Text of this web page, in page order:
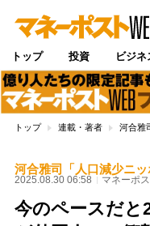
トップ 投資 ビジネ
トップ 連載・著者 河合雅
河合雅司「人口減少ニッ
2025.08.30 06:58 マネーポ
今のペースだと